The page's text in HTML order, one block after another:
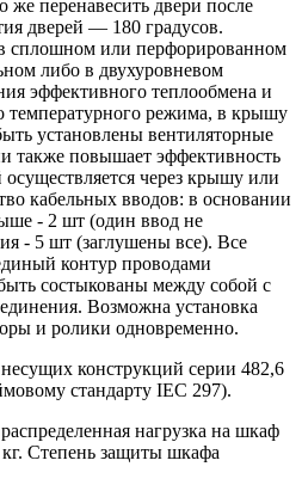
же перенавесить двери после
дверей — 180 градусов.
сплошном или перфорированном
либо в двухуровневом
эффективного теплообмена и
температурного режима, в крышу
установлены вентиляторные
также повышает эффективность
через крышу или
кабельных вводов: в основании
- 2 шт (один ввод не
- 5 шт (заглушены все). Все
контур проводами
состыкованы между собой с
Возможна установка
и ролики одновременно.
конструкций серии 482,6
стандарту IEC 297).
нагрузка на шкаф
кг. Степень защиты шкафа